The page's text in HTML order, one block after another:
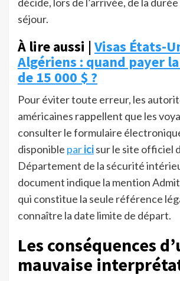
séjour.
À lire aussi |Visas États-
Algériens : quand payer
de 15 000 $ ?
Pour éviter toute erreur, les
américaines rappellent que les
consulter le formulaire
disponible paricisur le site officiel
Département de la sécurité
document indique la mention
qui constitue la seule référence
connaître la date limite de départ.
Les conséquences
mauvaise